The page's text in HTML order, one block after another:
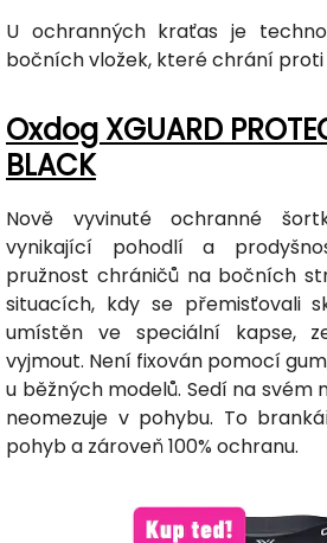
U ochranných kraťas je
bočních vložek, které chrání proti
Oxdog XGUARD
BLACK
Nově vyvinuté ochranné
vynikající pohodlí a
pružnost chráničů na bočních
situacích, kdy se přemisťovali
umístěn ve speciální kapse,
vyjmout. Není fixován pomocí
u běžných modelů. Sedí na svém
neomezuje v pohybu. To
pohyb a zároveň 100% ochranu.